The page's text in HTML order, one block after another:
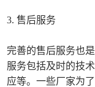
3. 售后服务
完善的售后服务也
服务包括及时的技
应等。一些厂家为